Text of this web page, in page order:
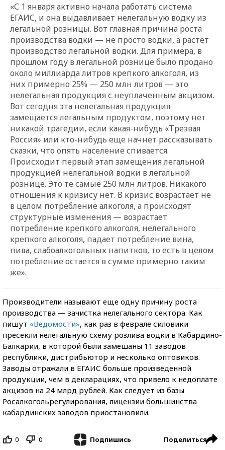
«С 1 января активно начала работать система
ЕГАИС, и она выдавливает нелегальную водку из
легальной розницы. Вот главная причина роста
производства водки — не просто водки, а растет
производство легальной водки. Для примера, в
прошлом году в легальной рознице было продано
около миллиарда литров крепкого алкоголя, из
них примерно 25% — 250 млн литров — это
нелегальная продукция с неуплаченным акцизом.
Вот сегодня эта нелегальная продукция
замещается легальным продуктом, поэтому нет
никакой трагедии, если какая-нибудь «Трезвая
Россия» или кто-нибудь еще начнет рассказывать
сказки, что опять население спивается.
Происходит первый этап замещения легальной
продукцией нелегальной водки в легальной
рознице. Это те самые 250 млн литров. Никакого
отношения к кризису нет. В кризис возрастает не
в целом потребление алкоголя, а происходят
структурные изменения — возрастает
потребление крепкого алкоголя, нелегального
крепкого алкоголя, падает потребление вина,
пива, слабоалкогольных напитков, то есть в целом
потребление остается в сумме примерно таким
же».
Производители называют еще одну причину роста
производства — зачистка нелегального сектора. Как
пишут «Ведомости», как раз в феврале силовики
пресекли нелегальную схему розлива водки в Кабардино-
Балкарии, в которой были замешаны 11 заводов
республики, дистрибьютор и несколько оптовиков.
Заводы отражали в ЕГАИС больше произведенной
продукции, чем в декларациях, что привело к недоплате
акцизов на 24 млрд рублей. Как следует из базы
Росалкогольрегулирования, лицензии большинства
кабардинских заводов приостановили.
0 0 Подпишись Поделиться